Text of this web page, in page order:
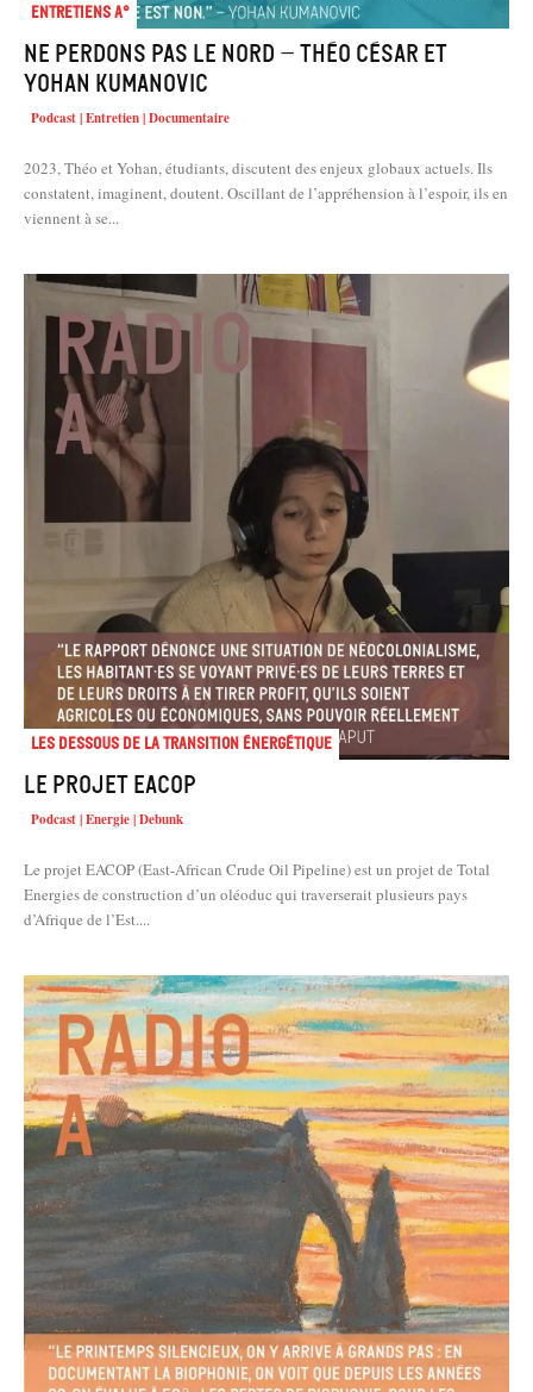
Entretiens A°
Ne Perdons pas le nord – Théo César et
Yohan Kumanovic
Podcast | Entretien | Documentaire
2023, Théo et Yohan, étudiants, discutent des enjeux globaux actuels. Ils
constatent, imaginent, doutent. Oscillant de l’appréhension à l’espoir, ils en
viennent à se...
Les dessous de la transition énergétique
Le projet EACOP
Podcast | Energie | Debunk
Le projet EACOP (East-African Crude Oil Pipeline) est un projet de Total
Energies de construction d’un oléoduc qui traverserait plusieurs pays
d’Afrique de l’Est....